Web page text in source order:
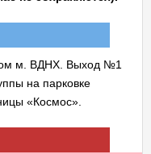
м. ВДНХ. Выход №1
на парковке
«Космос».